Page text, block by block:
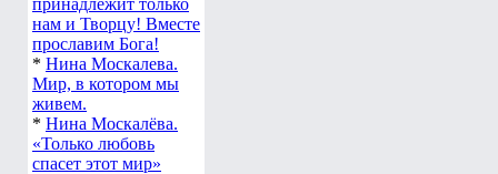
принадлежит только
нам и Творцу! Вместе
прославим Бога!
* Нина Москалева.
Мир, в котором мы
живем.
* Нина Москалёва.
«Только любовь
спасет этот мир»